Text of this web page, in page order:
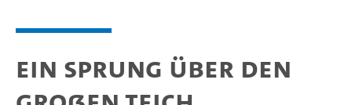
Ein Sprung über den